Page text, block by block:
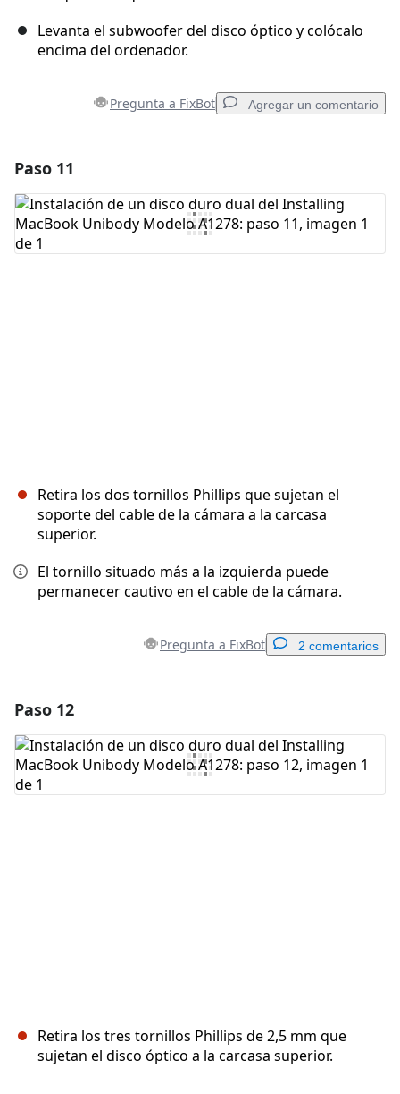
Levanta el subwoofer del disco óptico y colócalo
encima del ordenador.
Pregunta a FixBot Agregar un comentario
Agregar Comentario
Paso 11
Retira los dos tornillos Phillips que sujetan el
soporte del cable de la cámara a la carcasa
superior.
El tornillo situado más a la izquierda puede
permanecer cautivo en el cable de la cámara.
Pregunta a FixBot 2 comentarios
Agregar Comentario
Paso 12
Retira los tres tornillos Phillips de 2,5 mm que
sujetan el disco óptico a la carcasa superior.